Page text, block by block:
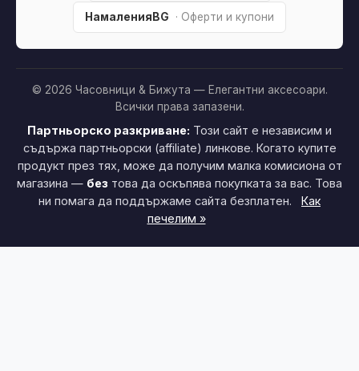
НамаленияBG · Оферти и купони
© 2026 Часовници & Бижута — Елегантни аксесоари.
Всички права запазени.
Партньорско разкриване: Този сайт е независим и
съдържа партньорски (affiliate) линкове. Когато купите
продукт през тях, може да получим малка комисиона от
магазина — без това да оскъпява покупката за вас. Това
ни помага да поддържаме сайта безплатен.
Как
печелим »